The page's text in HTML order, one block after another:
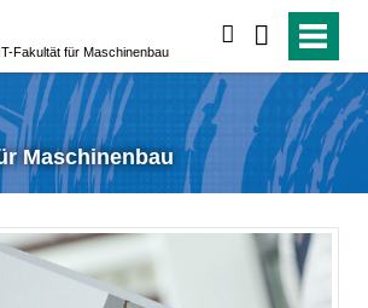
Fakultät für Maschinenbau
Maschinenbau